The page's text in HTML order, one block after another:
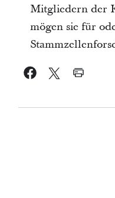
Mitgliedern der
mögen sie für